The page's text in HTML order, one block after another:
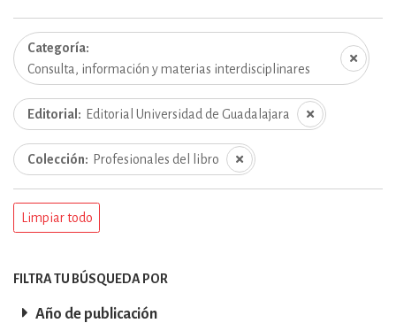
Categoría
Consulta, información y materias interdisciplinares
Editorial Editorial Universidad de Guadalajara
Colección Profesionales del libro
Limpiar todo
FILTRA TU BÚSQUEDA POR
Año de publicación